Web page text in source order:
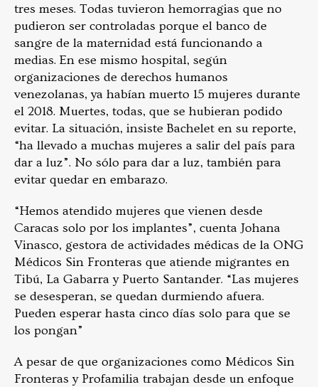
tres meses. Todas tuvieron hemorragias que no
pudieron ser controladas porque el banco de
sangre de la maternidad está funcionando a
medias. En ese mismo hospital, según
organizaciones de derechos humanos
venezolanas, ya habían muerto 15 mujeres durante
el 2018. Muertes, todas, que se hubieran podido
evitar. La situación, insiste Bachelet en su reporte,
“ha llevado a muchas mujeres a salir del país para
dar a luz”. No sólo para dar a luz, también para
evitar quedar en embarazo.
“Hemos atendido mujeres que vienen desde
Caracas solo por los implantes”, cuenta Johana
Vinasco, gestora de actividades médicas de la ONG
Médicos Sin Fronteras que atiende migrantes en
Tibú, La Gabarra y Puerto Santander. “Las mujeres
se desesperan, se quedan durmiendo afuera.
Pueden esperar hasta cinco días solo para que se
los pongan”
A pesar de que organizaciones como Médicos Sin
Fronteras y Profamilia trabajan desde un enfoque